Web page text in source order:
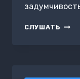
СЛУШАТЬ